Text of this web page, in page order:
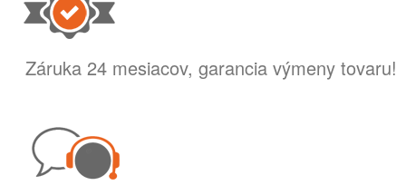
Záruka 24 mesiacov, garancia výmeny tovaru!